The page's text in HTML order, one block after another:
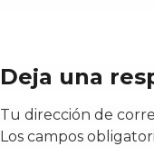
Deja una
Tu dirección de
Los campos